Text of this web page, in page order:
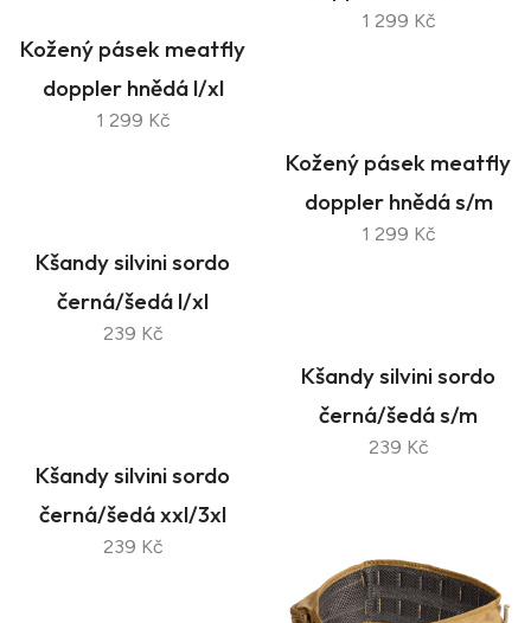
1 299 Kč
Kožený pásek meatfly
doppler hnědá l/xl
1 299 Kč
Kožený pásek meatfly
doppler hnědá s/m
1 299 Kč
Kšandy silvini sordo
černá/šedá l/xl
239 Kč
Kšandy silvini sordo
černá/šedá s/m
239 Kč
Kšandy silvini sordo
černá/šedá xxl/3xl
239 Kč